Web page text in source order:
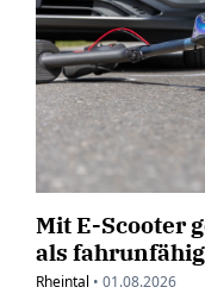
Mit E-Scooter
als
Rheintal • 01.08.2026